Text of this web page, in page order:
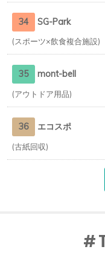
34 SG-Park
スポーツ×飲食複合施設
35 mont-bell
アウトドア用品
36 エコスポ
古紙回収